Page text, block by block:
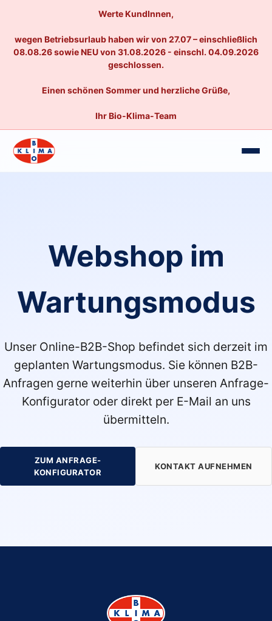
Werte KundInnen,
wegen Betriebsurlaub haben wir von 27.07 – einschließlich
08.08.26 sowie NEU von 31.08.2026 - einschl. 04.09.2026
geschlossen.
Einen schönen Sommer und herzliche Grüße,
Ihr Bio-Klima-Team
Webshop im
Wartungsmodus
Unser Online-B2B-Shop befindet sich derzeit im
geplanten Wartungsmodus. Sie können B2B-
Anfragen gerne weiterhin über unseren Anfrage-
Konfigurator oder direkt per E-Mail an uns
übermitteln.
ZUM ANFRAGE-
KONFIGURATOR
KONTAKT AUFNEHMEN